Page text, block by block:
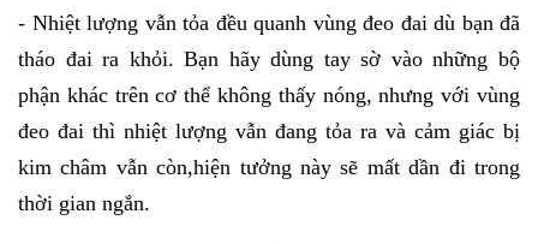
- Nhiệt lượng vẫn tỏa đều quanh vùng đeo đai dù bạn đã
tháo đai ra khỏi. Bạn hãy dùng tay sờ vào những bộ
phận khác trên cơ thể không thấy nóng, nhưng với vùng
đeo đai thì nhiệt lượng vẫn đang tỏa ra và cảm giác bị
kim châm vẫn còn,hiện tưởng này sẽ mất dần đi trong
thời gian ngắn.